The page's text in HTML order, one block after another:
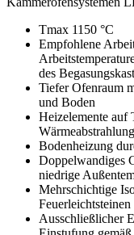
Tmax 1150 °C
Empfohlene
des
Tiefer Ofenraum
und Boden
Heizelemente auf
Bodenheizung
Doppelwandiges
niedrige
Mehrschichtige
Ausschließlicher